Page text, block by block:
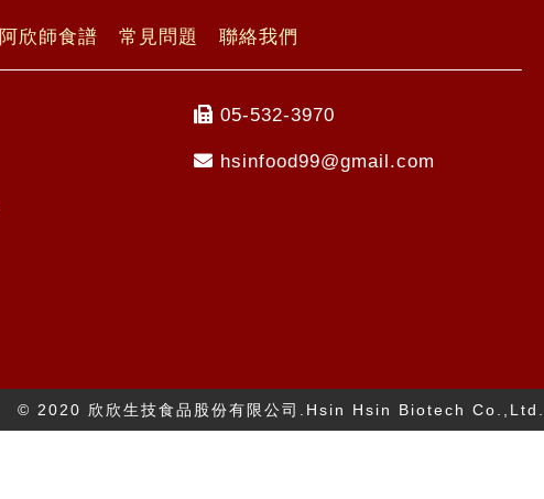
阿欣師食譜 常見問題 聯絡我們
05-532-3970
hsinfood99@gmail.com
© 2020 欣欣生技食品股份有限公司. Hsin Hsin Biotech Co.,Ltd.